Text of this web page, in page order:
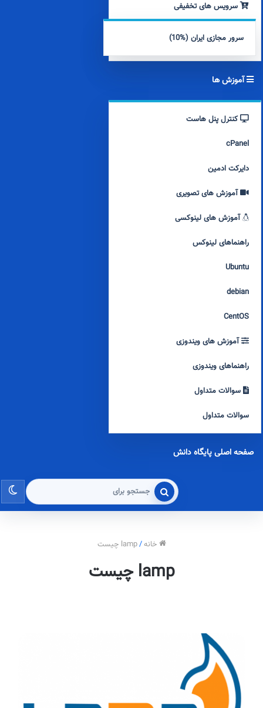
سرویس های تخفیفی
سرور مجازی ایران (%10)
آموزش ها
کنترل پنل هاست
cPanel
دایرکت ادمین
آموزش های تصویری
آموزش های لینوکسی
راهنماهای لینوکس
Ubuntu
debian
CentOS
آموزش های ویندوزی
راهنماهای ویندوزی
سوالات متداول
سوالات متداول
صفحه اصلی پایگاه دانش
جستجو
برای
خانه/lamp چیست
lamp چیست